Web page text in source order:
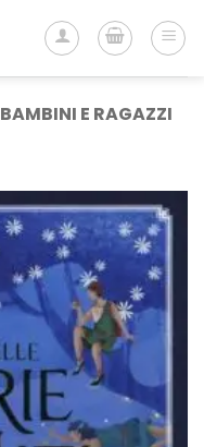
BAMBINI E RAGAZZI